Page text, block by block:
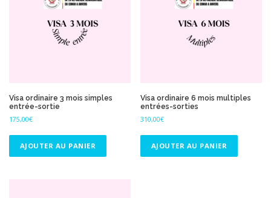
Visa ordinaire 3 mois simples
entrée-sortie
175,00€
AJOUTER AU PANIER
Visa ordinaire 6 mois multiples
entrées-sorties
310,00€
AJOUTER AU PANIER